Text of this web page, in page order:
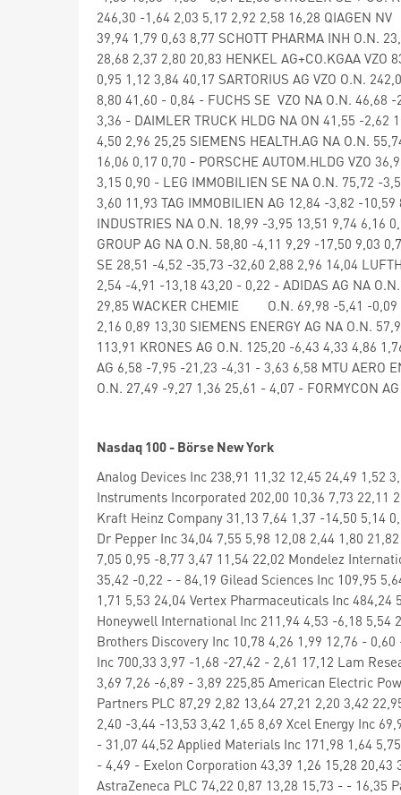
246,30 -1,64 2,03 5,17 2,92 2,58 16,28 QIAGEN
39,94 1,79 0,63 8,77 SCHOTT PHARMA INH O.N.
28,68 2,37 2,80 20,83 HENKEL AG+CO.KGAA
0,95 1,12 3,84 40,17 SARTORIUS AG VZO O.N.
8,80 41,60 - 0,84 - FUCHS SE VZO NA O.N. 46,68
3,36 - DAIMLER TRUCK HLDG NA ON 41,55 -2,62
4,50 2,96 25,25 SIEMENS HEALTH.AG NA O.N.
16,06 0,17 0,70 - PORSCHE AUTOM.HLDG VZO
3,15 0,90 - LEG IMMOBILIEN SE NA O.N. 75,72 -
3,60 11,93 TAG IMMOBILIEN AG 12,84 -3,82 -
INDUSTRIES NA O.N. 18,99 -3,95 13,51 9,74 6,16
GROUP AG NA O.N. 58,80 -4,11 9,29 -17,50 9,03
SE 28,51 -4,52 -35,73 -32,60 2,88 2,96 14,04
2,54 -4,91 -13,18 43,20 - 0,22 - ADIDAS AG NA
29,85 WACKER CHEMIE O.N. 69,98 -5,41 -0,09 -
2,16 0,89 13,30 SIEMENS ENERGY AG NA O.N.
113,91 KRONES AG O.N. 125,20 -6,43 4,33 4,86
AG 6,58 -7,95 -21,23 -4,31 - 3,63 6,58 MTU AERO
O.N. 27,49 -9,27 1,36 25,61 - 4,07 - FORMYCON
Nasdaq 100 - Börse New York
Analog Devices Inc 238,91 11,32 12,45 24,49 1,52
Instruments Incorporated 202,00 10,36 7,73 22,11
Kraft Heinz Company 31,13 7,64 1,37 -14,50 5,14
Dr Pepper Inc 34,04 7,55 5,98 12,08 2,44 1,80
7,05 0,95 -8,77 3,47 11,54 22,02 Mondelez
35,42 -0,22 - - 84,19 Gilead Sciences Inc 109,95
1,71 5,53 24,04 Vertex Pharmaceuticals Inc
Honeywell International Inc 211,94 4,53 -6,18 5,54
Brothers Discovery Inc 10,78 4,26 1,99 12,76 -
Inc 700,33 3,97 -1,68 -27,42 - 2,61 17,12 Lam
3,69 7,26 -6,89 - 3,89 225,85 American Electric
Partners PLC 87,29 2,82 13,64 27,21 2,20 3,42
2,40 -3,44 -13,53 3,42 1,65 8,69 Xcel Energy Inc
- 31,07 44,52 Applied Materials Inc 171,98 1,64
- 4,49 - Exelon Corporation 43,39 1,26 15,28
AstraZeneca PLC 74,22 0,87 13,28 15,73 - - 16,35